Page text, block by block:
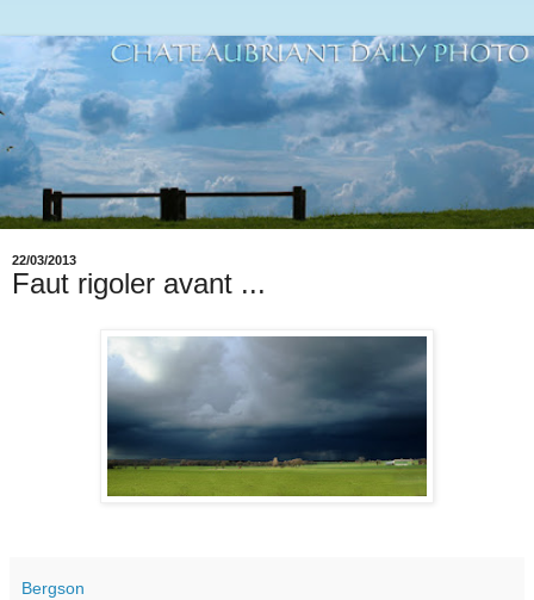
22/03/2013
Faut rigoler avant ...
Bergson